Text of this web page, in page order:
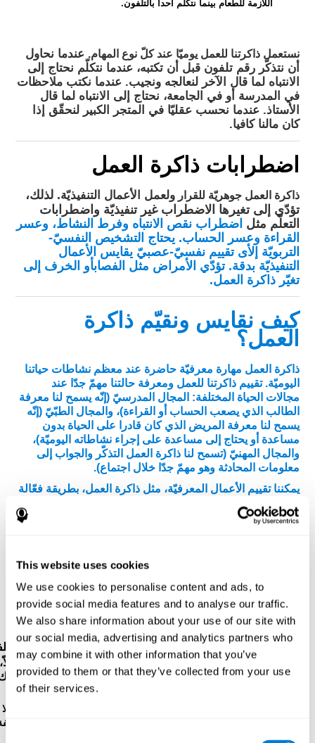
This website uses cookies
We use cookies to personalise content and ads, to
provide social media features and to analyse our traffic.
We also share information about your use of our site with
our social media, advertising and analytics partners who
may combine it with other information that you’ve
provided to them or that they’ve collected from your use
of their services.
اللازمة للطعام بينما نتكلّم أحداً بالتلفون.
نستعمل ذاكرتنا للعمل يوميّا عند كلّ نوع المهام. عندما نحاول
أن نتذكّر رقم تلفون قبل أن تكتبه، عندما نتكلّم نحتاج إلى
الانتباه لما قال الآخر لنعالجه ونجيب. عندما نكتب ملاحظات
في المدرسة أو في الجامعة، نحتاج إلى الانتباه لما قال
الأستاذ. عندما نحسب عقليّا في المتجر الكبير لنحقّق إذا
كان مالنا كافيا.
اضطرابات ذاكرة العمل
ذاكرة العمل جوهريّة للقرارولعمل الأعمال التنفيذيّة. لذلك،
تؤدّي إلى تغيرها الاضطراب غير تنفيذيّة واضطرابات
التعلّم مثل اضطراب نقص الانتباه وفرط النشاط، وعسر
القراءة وعسر الحساب. يحتاج التشخيص النفسيّ-
التربويّة إلأىتقييم نفسيّ-عصبيّ يقايس الأعمال
التنفيذيّة بدقة. تؤدّي الأمراض مثل الفصابأو الخرف إلى
تغيّر ذاكرة العمل.
كيف نقايس ونقيّم ذاكرة
العمل؟
ذاكرة العمل مهارة معرفيّة حاضرة عند معظم نشاطات حياتنا
اليوميّة. تقييم ذاكرتنا للعمل ومعرفة حالتنا مهمّ جدّا عند
مجالات الحياة المختلفة: المجال المدرسيّ (إنّه يسمح لنا معرفة
الطالب الذي يصعب الحساب أو القراءة)، والمجال الطبّيّ (إنّه
يسمح لنا معرفة المريض الذي كان قادرا على الحياة بدون
مساعدة أو يحتاج إلى مساعدة على إجراء نشاطاته اليوميّة)،
والمجال المهنيّ (تسمح لنا ذاكرة العمل التذكّر والجواب إلى
معلومات المحادثة وهو مهمّ جدّا خلال اجتماع).
يمكننا تقييم الأعمال المعرفيّة، مثل ذاكرة العمل، بطريقة فعّالة
كوجنيفيت على روائز الأرقام المباشرة وغير مباشرة لWMS
Malingering)، وVisual Organisation Task (VOT)، وTest
of Variables of Attention (TOVA). بالإضافة إلى ذاكرة
العمل، تقايس هذه الروائز أيضا الذاكرة الصوتية قصيرة المدى،
والذاكرة قصيرة المدى، وزمن الكمون، وسرعة المعالجة،
والاعتراف، والفحص البصري والإدراك المكاني.
رائز التسلسل WOM-ASM : تظهر كرات فيها أرقام
في الشاشة. عليك أن تحفظ الأرقام لتكرّرها من بعد. أوّلاً،
هناك رقم واحد، ولكن كانت الأرقام أكثر حتّى تخطأ.
: هناك ثلاثة أشياء في الشاشة. أوّلا
إحفظ ترتيب الأشياء بسرعة. بعد ذلك، تظهر أربع مجموعة